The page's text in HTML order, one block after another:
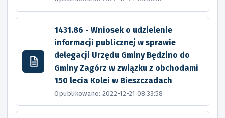
1431.86 - Wniosek o udzielenie
informacji publicznej w sprawie
delegacji Urzędu Gminy Będzino do
Gminy Zagórz w związku z obchodami
150 lecia Kolei w Bieszczadach
Opublikowano: 2022-12-21 08:33:58